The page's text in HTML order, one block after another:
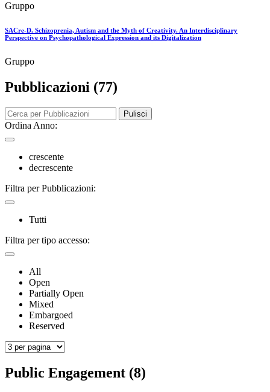
Gruppo
SACre-D. Schizoprenia, Autism and the Myth of Creativity. An Interdisciplinary
Perspective on Psychopathological Expression and its Digitalization
Gruppo
Pubblicazioni (77)
Pulisci
Ordina Anno:
crescente
decrescente
Filtra per Pubblicazioni:
Tutti
Filtra per tipo accesso:
All
Open
Partially Open
Mixed
Embargoed
Reserved
Public Engagement (8)